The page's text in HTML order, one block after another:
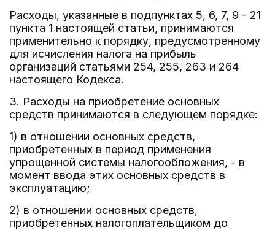
Расходы, указанные в подпунктах 5, 6, 7, 9 - 21
пункта 1 настоящей статьи, принимаются
применительно к порядку, предусмотренному
для исчисления налога на прибыль
организаций статьями 254, 255, 263 и 264
настоящего Кодекса.
3. Расходы на приобретение основных
средств принимаются в следующем порядке:
1) в отношении основных средств,
приобретенных в период применения
упрощенной системы налогообложения, - в
момент ввода этих основных средств в
эксплуатацию;
2) в отношении основных средств,
приобретенных налогоплательщиком до